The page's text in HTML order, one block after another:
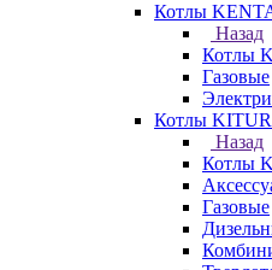
Котлы
Назад
Котлы
Газовые
Котлы
Назад
Котлы
Газовые